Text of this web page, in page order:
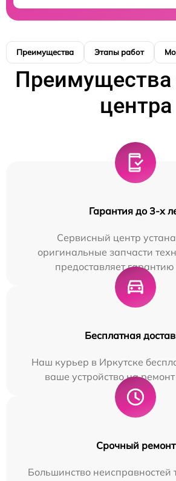
Преимущества Этапы работ
Преимущества
центра
Гарантия до 3-х
Сервисный центр
оригинальные запчасти
предоставляет гарантию
Бесплатная
Наш курьер в Иркутске
ваше устройство на
Срочный ремонт
Большинство неисправностей